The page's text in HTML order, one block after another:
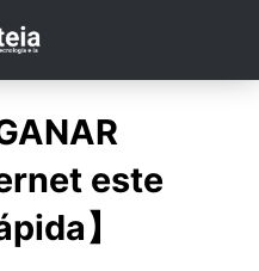
este
】